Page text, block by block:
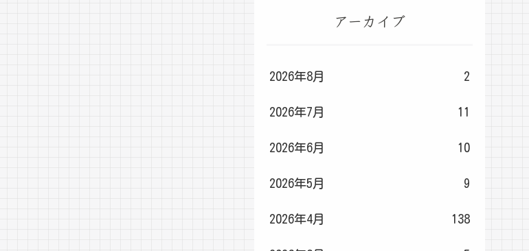
アーカイブ
2026年8月 2
2026年7月 11
2026年6月 10
2026年5月 9
2026年4月 138